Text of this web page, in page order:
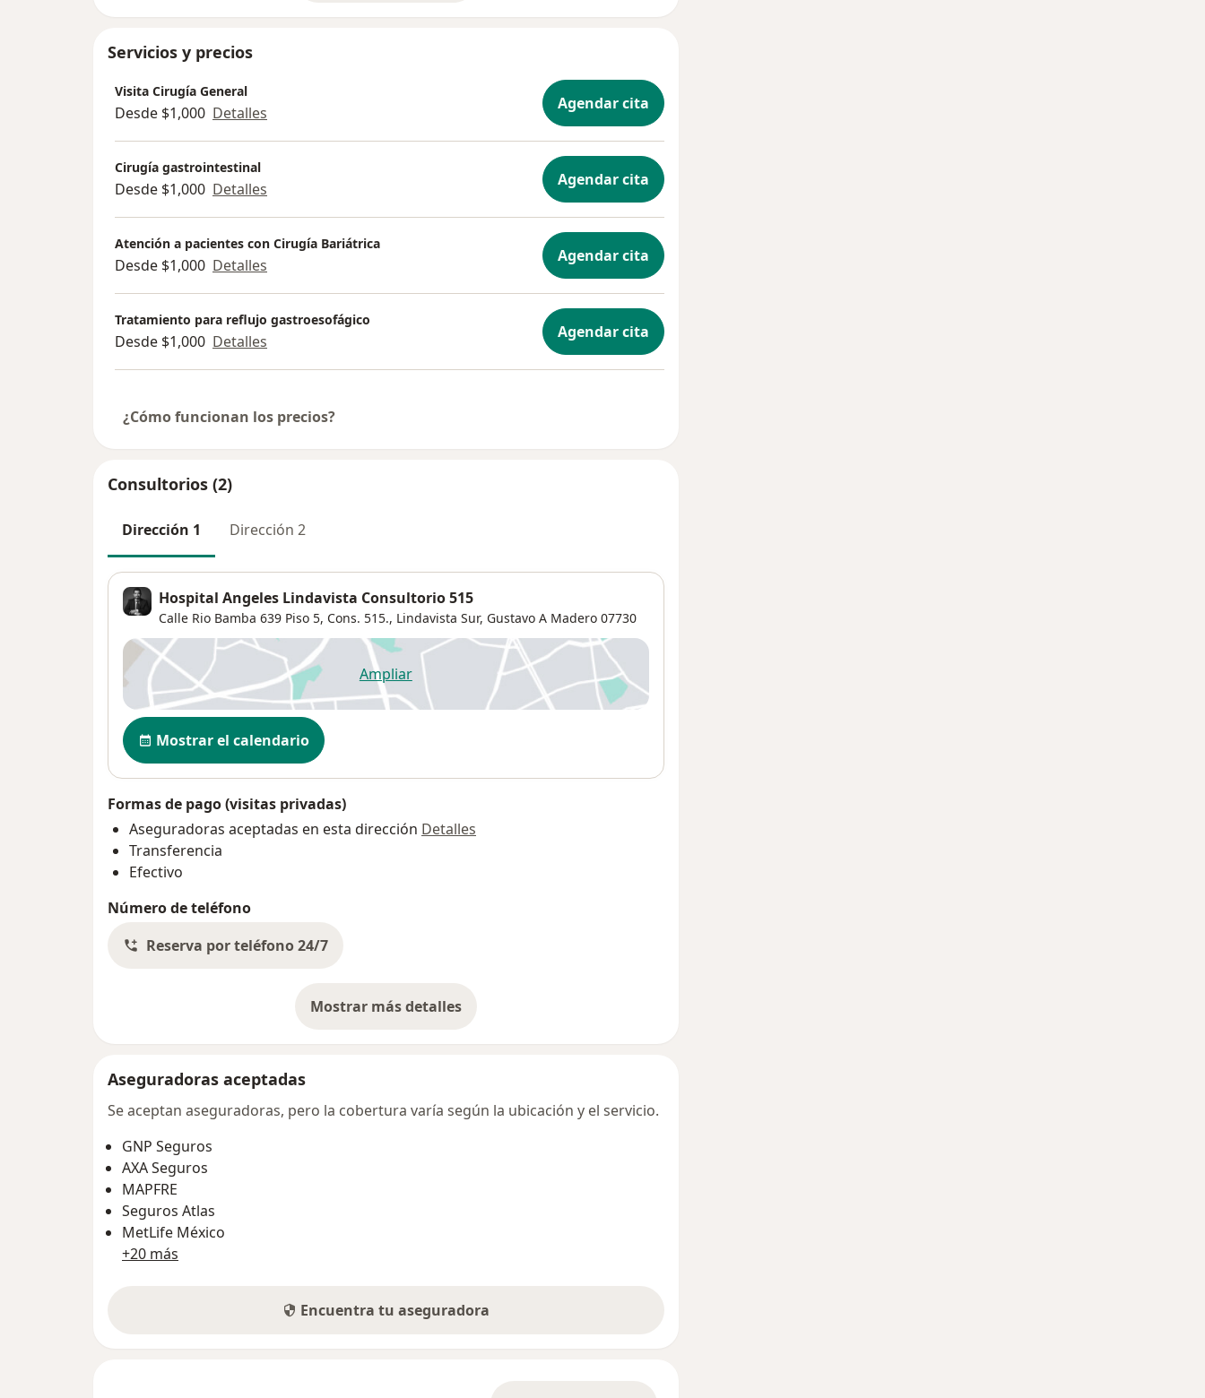
Servicios y precios
Visita Cirugía General
Desde $1,000 Detalles Agendar cita
Cirugía gastrointestinal
Desde $1,000 Detalles Agendar cita
Atención a pacientes con Cirugía Bariátrica
Desde $1,000 Detalles Agendar cita
Tratamiento para reflujo gastroesofágico
Desde $1,000 Detalles Agendar cita
¿Cómo funcionan los precios?
Consultorios (2)
Dirección 1 Dirección 2
Hospital Angeles Lindavista Consultorio 515
Calle Rio Bamba 639 Piso 5, Cons. 515., Lindavista Sur, Gustavo A Madero 07730
Ampliarse abre en una nueva pestaña
Disponibilidad
Mostrar el calendario
Formas de pago (visitas privadas)
Aseguradoras aceptadas en esta dirección Detalles
Transferencia
Efectivo
Número de teléfono
Reserva por teléfono 24/7
Mostrar más detalles
sobre la dirección
Aseguradoras aceptadas
Se aceptan aseguradoras, pero la cobertura varía según la ubicación y el servicio.
GNP Seguros
AXA Seguros
MAPFRE
Seguros Atlas
MetLife México
+20 más
Encuentra tu aseguradora